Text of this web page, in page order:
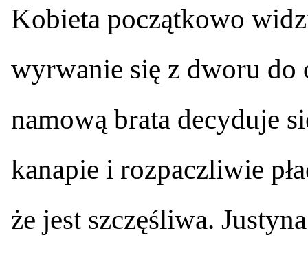
Kobieta początkowo
wyrwanie się z dworu do
namową brata decyduje
kanapie i rozpaczliwie
że jest szczęśliwa.